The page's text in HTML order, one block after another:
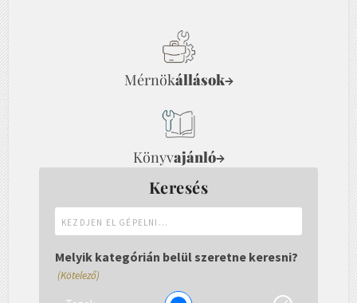
Mérnökállások→
Könyvajánló→
Keresés
el
gépelni...
Melyik kategórián belül szeretne keresni?
(Kötelező)